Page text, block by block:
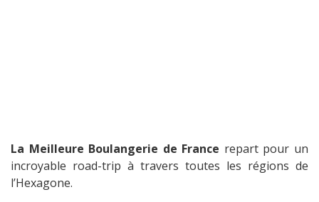
La Meilleure Boulangerie de France repart pour un
incroyable road-trip à travers toutes les régions de
l’Hexagone.